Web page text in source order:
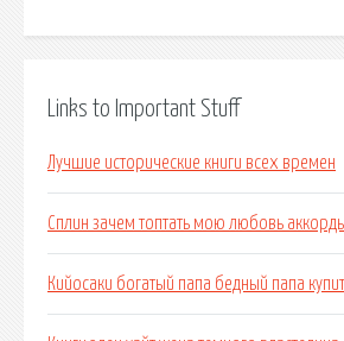
Links to Important Stuff
Лучшие исторические книги всех времен
Сплин зачем топтать мою любовь
Кийосаки богатый папа бедный папа